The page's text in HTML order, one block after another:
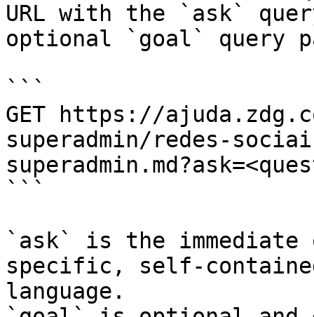
URL with the `ask`
optional `goal` query
```
GET https://
superadmin/redes-
```
`ask` is the
specific, self-
language.